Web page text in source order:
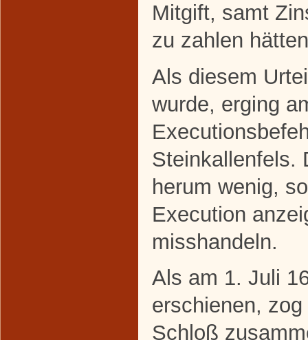
Mitgift, samt
zu zahlen
Als diesem
wurde, erging
Steinkallenfels.
herum wenig,
Execution
misshandeln.
Als am 1. Juli
erschienen,
Schloß